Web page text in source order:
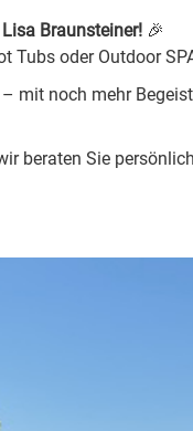
Braunsteiner! 🎉
Tubs oder Outdoor
mit noch mehr
beraten Sie